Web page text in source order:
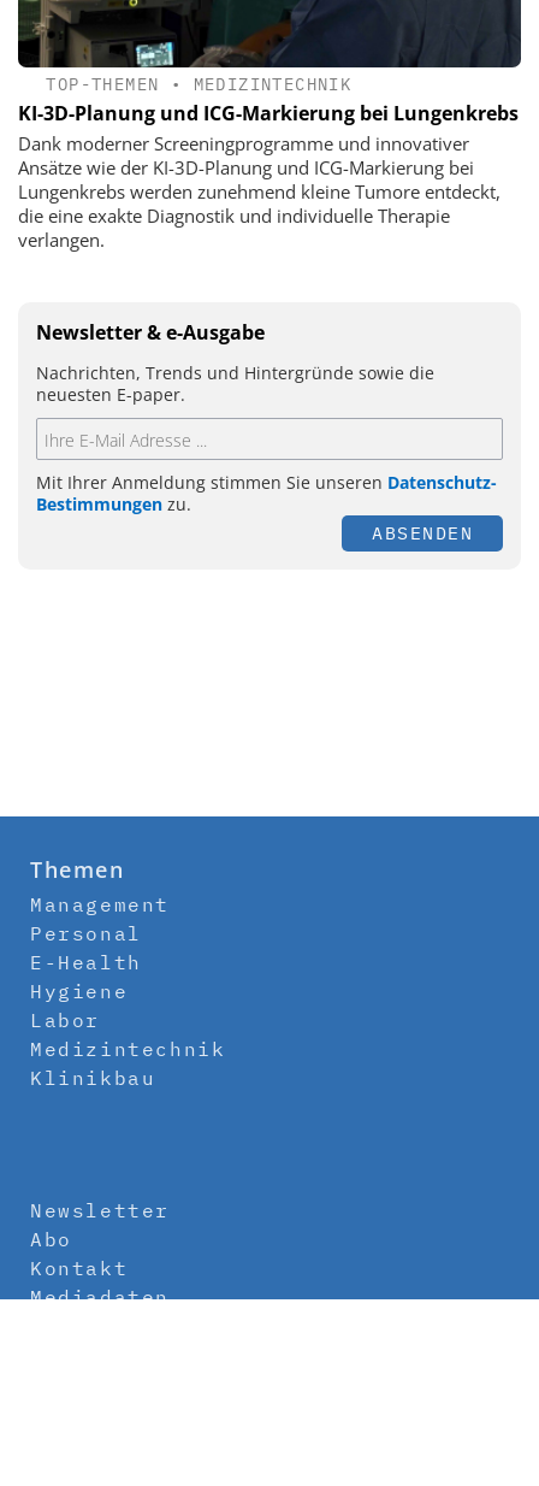
TOP-THEMEN • MEDIZINTECHNIK
KI-3D-Planung und ICG-Markierung bei Lungenkrebs
Dank moderner Screeningprogramme und innovativer
Ansätze wie der KI-3D-Planung und ICG-Markierung bei
Lungenkrebs werden zunehmend kleine Tumore entdeckt,
die eine exakte Diagnostik und individuelle Therapie
verlangen.
Newsletter & e-Ausgabe
Nachrichten, Trends und Hintergründe sowie die
neuesten E-paper.
Mit Ihrer Anmeldung stimmen Sie unseren Datenschutz-
Bestimmungen zu.
ABSENDEN
Themen
Management
Personal
E-Health
Hygiene
Labor
Medizintechnik
Klinikbau
Newsletter
Abo
Kontakt
Mediadaten